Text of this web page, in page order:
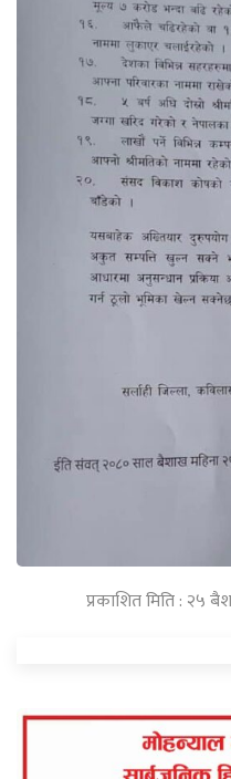
प्रकाशित मिति : २५